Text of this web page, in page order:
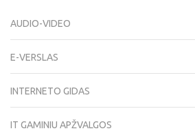
AUDIO-VIDEO
E-VERSLAS
INTERNETO GIDAS
IT GAMINIU APŽVALGOS